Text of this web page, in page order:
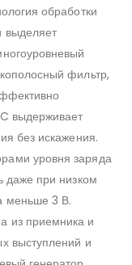
обработки
выделяет
фильтр,
выдерживает
без искажения.
уровня заряда
даже при низком
меньше 3 В.
из приемника и
выступлений и